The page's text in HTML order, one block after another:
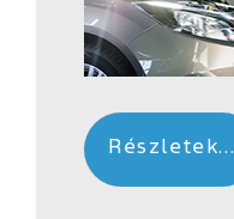
Részletek...